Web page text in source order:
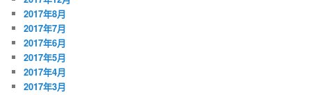
2017年8月
2017年7月
2017年6月
2017年5月
2017年4月
2017年3月